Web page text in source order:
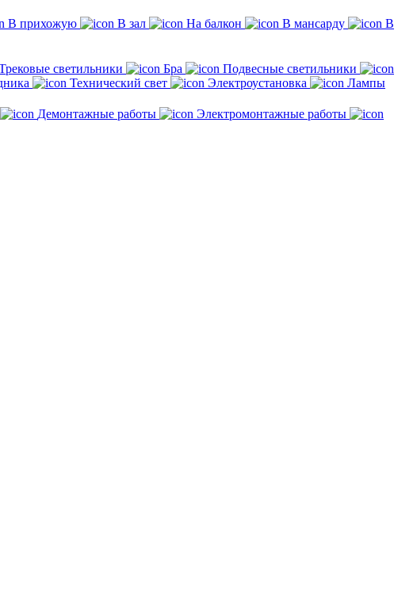
В прихожую В зал На балкон В мансарду
В
светильники Бра
Подвесные светильники
Технический свет Электроустановка
Лампы
Демонтажные работы
Электромонтажные работы